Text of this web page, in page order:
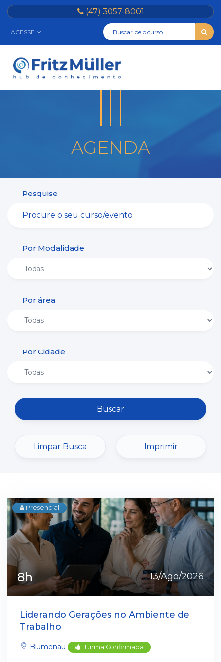
(47) 3057-8001
ACESSE
AGENDA
Pesquise
Por Modalidade
Por área
Por Cidade
Buscar
Limpar Busca Imprimir
Presencial
8h 13/Ago/2026
Liderando Gerações no Ambiente de
Trabalho
Blumenau Turma Confirmada